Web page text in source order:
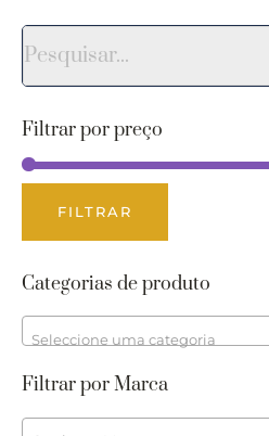
Filtrar por preço
FILTRAR
Categorias de produto
Seleccione uma categoria
Filtrar por Marca